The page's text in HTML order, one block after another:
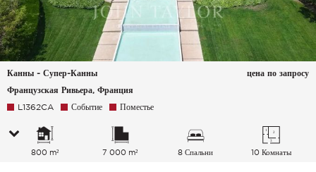
Канны - Супер-Канны
Французская Ривьера, Франция
цена по запросу
L1362CA Событие Поместье
800 m² 7 000 m² 8 Спальни 10 Комнаты